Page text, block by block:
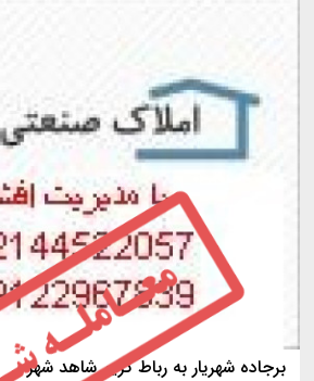
برجاده شهريار به رباط كريم شاهد شهر